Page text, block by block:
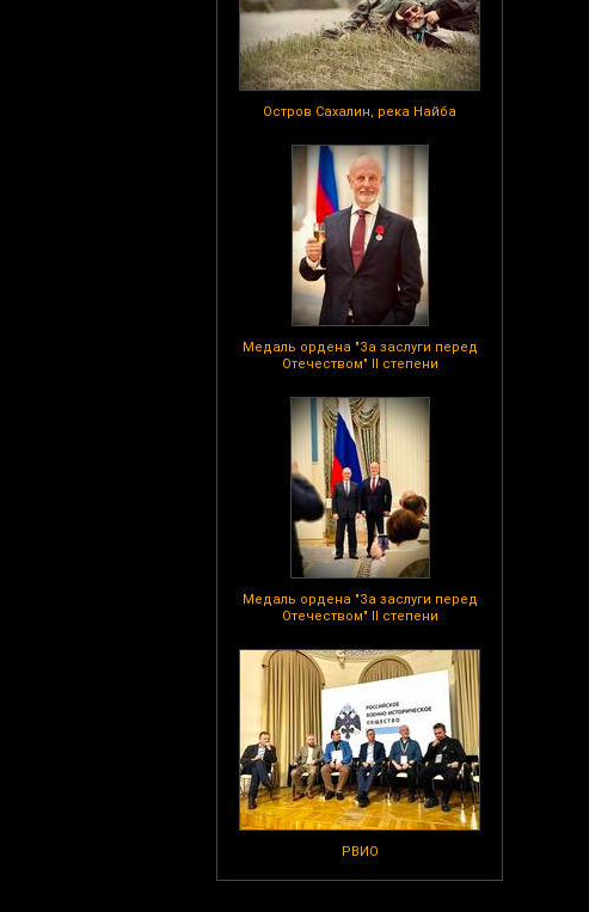
Остров Сахалин, река Найба
Медаль ордена "За заслуги перед
Отечеством" II степени
Медаль ордена "За заслуги перед
Отечеством" II степени
РВИО